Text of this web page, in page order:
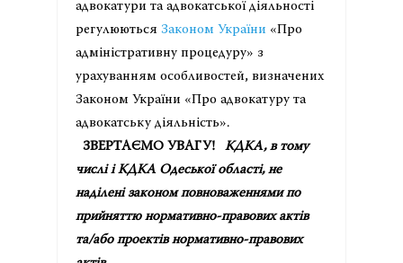
адвокатури та адвокатської діяльності
регулюються Законом України «Про
адміністративну процедуру» з
урахуванням особливостей, визначених
Законом України «Про адвокатуру та
адвокатську діяльність».
ЗВЕРТАЄМО УВАГУ! КДКА, в тому
числі і КДКА Одеської області, не
наділені законом повноваженнями по
прийняттю нормативно-правових актів
та/або проектів нормативно-правових